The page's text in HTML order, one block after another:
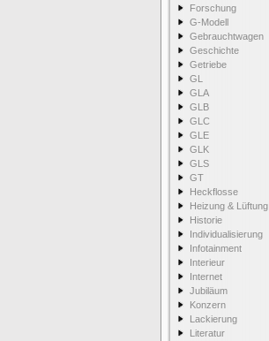
Forschung
G-Modell
Gebrauchtwagen
Geschichte
Getriebe
GL
GLA
GLB
GLC
GLE
GLK
GLS
GT
Heckflosse
Heizung & Lüftung
Historie
Individualisierung
Infotainment
Interieur
Internet
Jubiläum
Konzern
Lackierung
Literatur